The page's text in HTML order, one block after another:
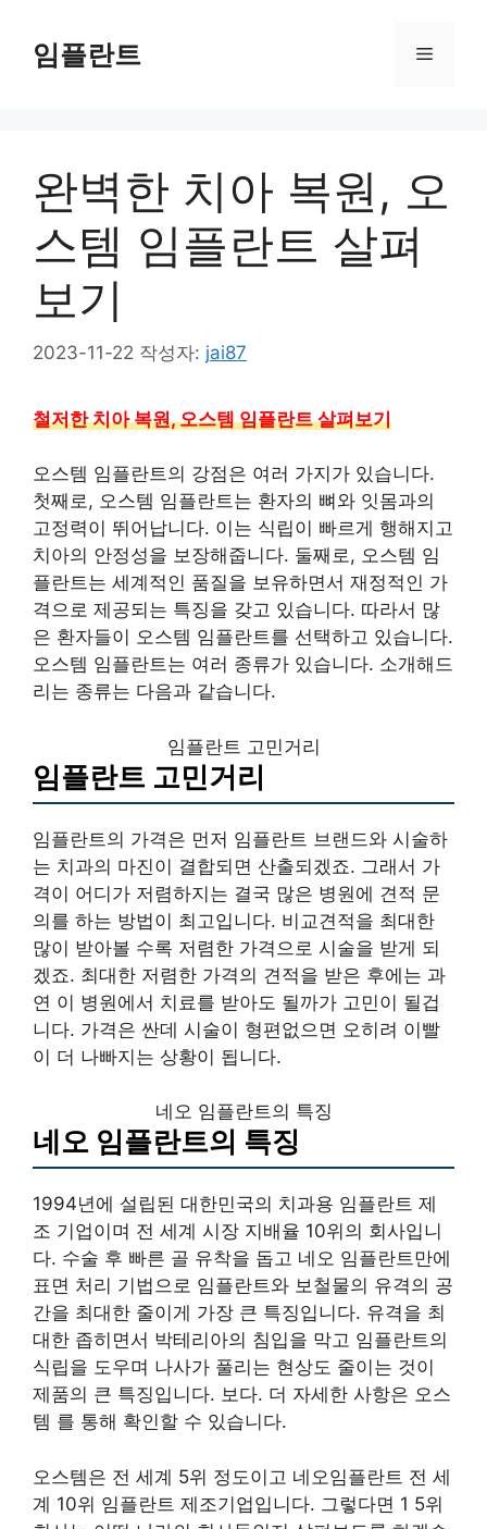
임플란트 메
완벽한 치아 복원, 오
스템 임플란트 살펴
보기
2023-11-22 작성자: jai87
철저한 치아 복원, 오스템 임플란트 살펴보기
오스템 임플란트의 강점은 여러 가지가 있습니다.
첫째로, 오스템 임플란트는 환자의 뼈와 잇몸과의
고정력이 뛰어납니다. 이는 식립이 빠르게 행해지고
치아의 안정성을 보장해줍니다. 둘째로, 오스템 임
플란트는 세계적인 품질을 보유하면서 재정적인 가
격으로 제공되는 특징을 갖고 있습니다. 따라서 많
은 환자들이 오스템 임플란트를 선택하고 있습니다.
오스템 임플란트는 여러 종류가 있습니다. 소개해드
리는 종류는 다음과 같습니다.
임플란트 고민거리
임플란트 고민거리
임플란트의 가격은 먼저 임플란트 브랜드와 시술하
는 치과의 마진이 결합되면 산출되겠죠. 그래서 가
격이 어디가 저렴하지는 결국 많은 병원에 견적 문
의를 하는 방법이 최고입니다. 비교견적을 최대한
많이 받아볼 수록 저렴한 가격으로 시술을 받게 되
겠죠. 최대한 저렴한 가격의 견적을 받은 후에는 과
연 이 병원에서 치료를 받아도 될까가 고민이 될겁
니다. 가격은 싼데 시술이 형편없으면 오히려 이빨
이 더 나빠지는 상황이 됩니다.
네오 임플란트의 특징
네오 임플란트의 특징
1994년에 설립된 대한민국의 치과용 임플란트 제
조 기업이며 전 세계 시장 지배율 10위의 회사입니
다. 수술 후 빠른 골 유착을 돕고 네오 임플란트만에
표면 처리 기법으로 임플란트와 보철물의 유격의 공
간을 최대한 줄이게 가장 큰 특징입니다. 유격을 최
대한 좁히면서 박테리아의 침입을 막고 임플란트의
식립을 도우며 나사가 풀리는 현상도 줄이는 것이
제품의 큰 특징입니다. 보다. 더 자세한 사항은 오스
템 를 통해 확인할 수 있습니다.
오스템은 전 세계 5위 정도이고 네오임플란트 전 세
계 10위 임플란트 제조기업입니다. 그렇다면 1 5위